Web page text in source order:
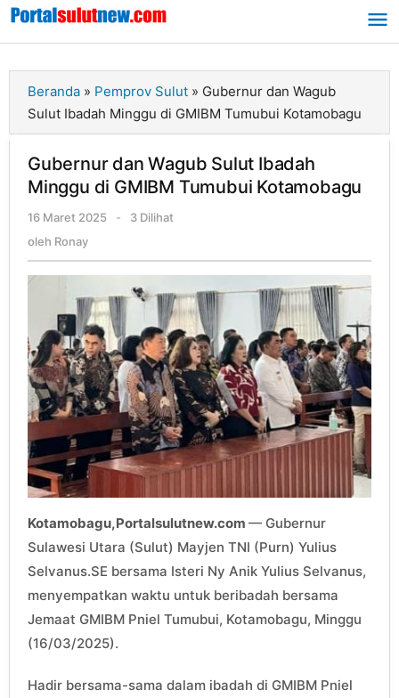
Lewati
Beranda » Pemprov Sulut » Gubernur dan Wagub
Sulut Ibadah Minggu di GMIBM Tumubui Kotamobagu
Gubernur dan Wagub Sulut Ibadah
Minggu di GMIBM Tumubui Kotamobagu
16 Maret 2025
oleh
-
3 Dilihat
oleh Ronay
Kotamobagu,Portalsulutnew.com — Gubernur
Sulawesi Utara (Sulut) Mayjen TNI (Purn) Yulius
Selvanus.SE bersama Isteri Ny Anik Yulius Selvanus,
menyempatkan waktu untuk beribadah bersama
Jemaat GMIBM Pniel Tumubui, Kotamobagu, Minggu
(16/03/2025).
Hadir bersama-sama dalam ibadah di GMIBM Pniel